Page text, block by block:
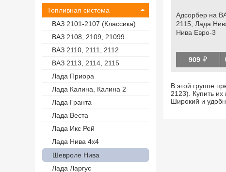
Топливная система
ВАЗ 2101-2107 (Классика)
ВАЗ 2108, 2109, 21099
ВАЗ 2110, 2111, 2112
ВАЗ 2113, 2114, 2115
Лада Приора
Лада Калина, Калина 2
Лада Гранта
Лада Веста
Лада Икс Рей
Лада Нива 4х4
Шевроле Нива
Лада Ларгус
Адсорбер на
2115, Лада
Нива Евро-3
909 й
В этой группе
2123). Купить
Широкий и